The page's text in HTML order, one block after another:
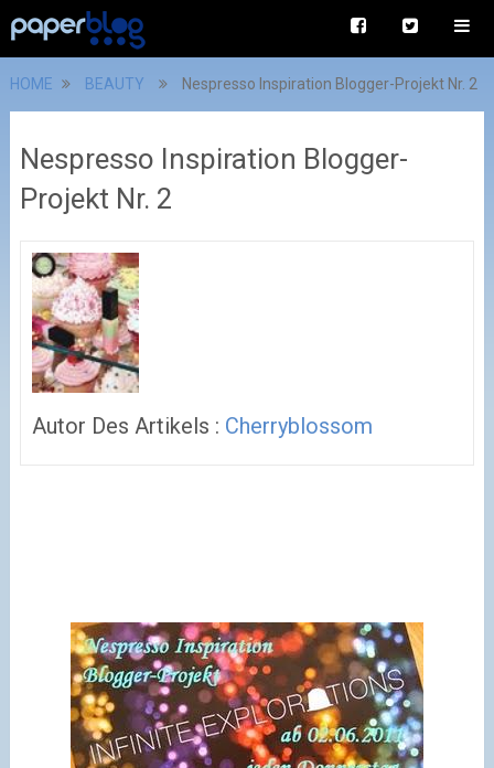
HOME BEAUTY Nespresso Inspiration Blogger-Projekt Nr. 2
Nespresso Inspiration Blogger-
Projekt Nr. 2
Autor Des Artikels : Cherryblossom